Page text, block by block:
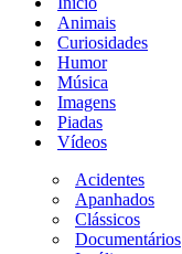
navegação
Animais
Curiosidades
Humor
Música
Imagens
Piadas
Vídeos
Acidentes
Apanhados
Clássicos
Documentários